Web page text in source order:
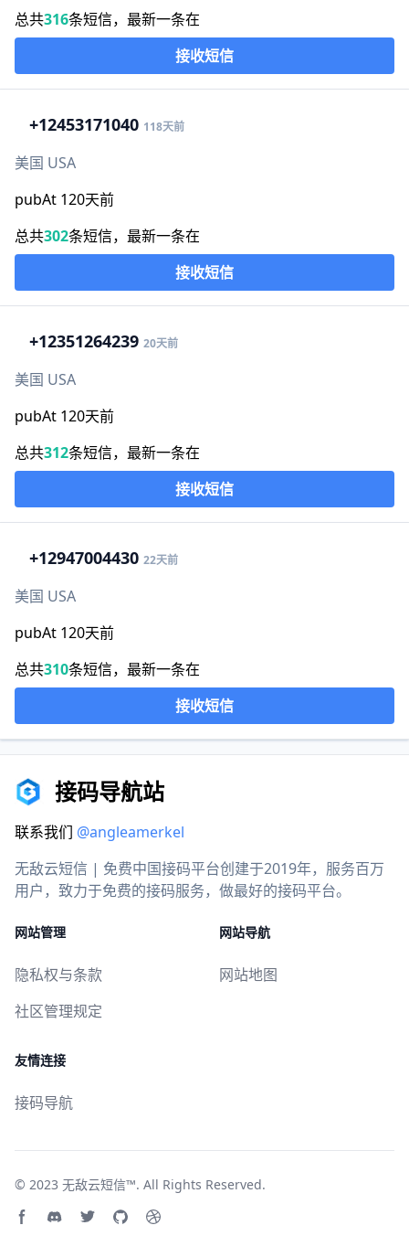
总共316条短信，最新一条在
接收短信
+12453171040 118天前
美国 USA
pubAt 120天前
总共302条短信，最新一条在
接收短信
+12351264239 20天前
美国 USA
pubAt 120天前
总共312条短信，最新一条在
接收短信
+12947004430 22天前
美国 USA
pubAt 120天前
总共310条短信，最新一条在
接收短信
接码导航站
联系我们 @angleamerkel
无敌云短信 | 免费中国接码平台创建于2019年，服务百万
用户，致力于免费的接码服务，做最好的接码平台。
网站管理
隐私权与条款
社区管理规定
网站导航
网站地图
友情连接
接码导航
© 2023 无敌云短信™. All Rights Reserved.